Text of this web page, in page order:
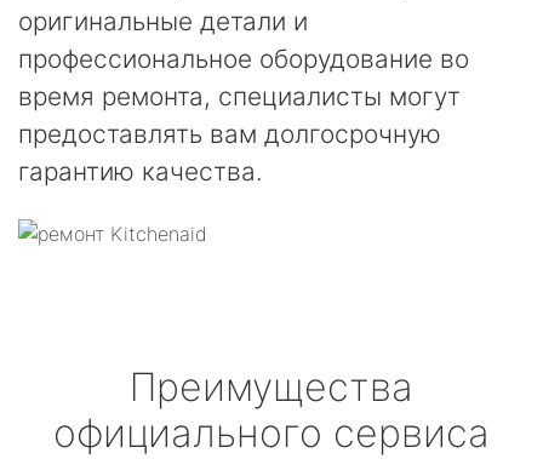
оригинальные детали и
профессиональное оборудование во
время ремонта, специалисты могут
предоставлять вам долгосрочную
гарантию качества.
Преимущества
официального сервиса